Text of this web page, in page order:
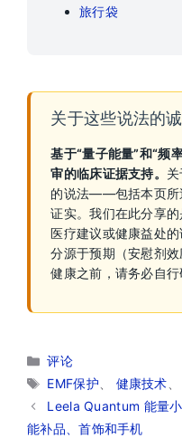
旅行袋
关于这些说法的
基于“量子能量”和“频
审的临床证据支持。 关
的说法——包括本页
证实。我们在此分享
医疗建议或健康益处
分源于预期（安慰剂
健康之前，请务必自行
分
类
评论
标
签
EMF保护 健康技术
Leela Quantum 能量
能补品、首饰和手机